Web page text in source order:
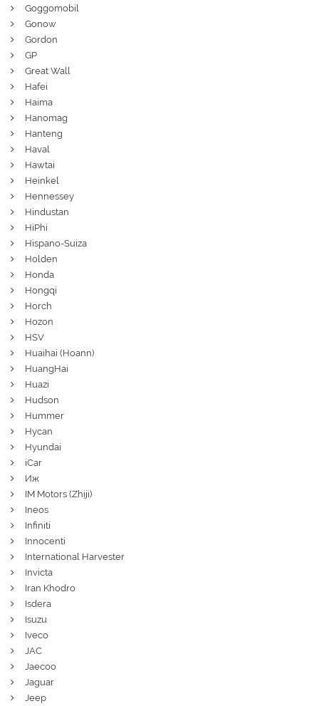
Goggomobil
Gonow
Gordon
GP
Great Wall
Hafei
Haima
Hanomag
Hanteng
Haval
Hawtai
Heinkel
Hennessey
Hindustan
HiPhi
Hispano-Suiza
Holden
Honda
Hongqi
Horch
Hozon
HSV
Huaihai (Hoann)
HuangHai
Huazi
Hudson
Hummer
Hycan
Hyundai
iCar
Иж
IM Motors (Zhiji)
Ineos
Infiniti
Innocenti
International Harvester
Invicta
Iran Khodro
Isdera
Isuzu
Iveco
JAC
Jaecoo
Jaguar
Jeep